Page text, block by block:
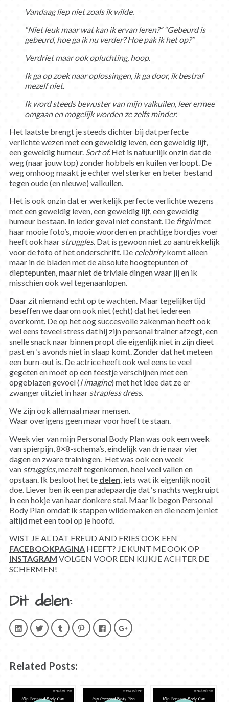
Vandaag liep niet zoals ik wilde.
“Niet leuk maar wat kan ik ervan leren?” “Gebeurd is
gebeurd, hoe ga ik nu verder? Hoe pak ik het op?”
Verdriet maar ook opluchting, hoop.
Ik ga op zoek naar oplossingen, ik ga door, ik bestraf
mezelf niet.
Ik word steeds bewuster van mijn valkuilen, leer ermee
omgaan en mogelijk worden ze zelfs minder.
Het laatste brengt je steeds dichter bij dat perfecte
verlichte wezen met een geweldig leven, een geweldig lijf,
een geweldig humeur. Sort of.Het is natuurlijk onzin dat de
weg (naar jouw top) zonder hobbels en kuilen verloopt. De
weg omhoog maakt je echter wel sterker en beter bestand
tegen oude (en nieuwe) valkuilen.
Het is ook onzin dat er werkelijk perfecte verlichte wezens
met een geweldig leven, een geweldig lijf, een geweldig
humeur bestaan. In ieder geval niet constant. De fitgirlmet
haar mooie foto’s, mooie woorden en prachtige bordjes voer
heeft ook haar struggles. Dat is gewoon niet zo aantrekkelijk
voor de foto of het onderschrift. De celebritykomt alleen
maar in de bladen met de absolute hoogtepunten of
dieptepunten, maar niet de triviale dingen waar jij en ik
misschien ook wel tegenaanlopen.
Daar zit niemand echt op te wachten. Maar tegelijkertijd
beseffen we daarom ook niet (echt) dat het iedereen
overkomt. De op het oog succesvolle zakenman heeft ook
wel eens teveel stress dat hij zijn personal trainer afzegt, een
snelle snack naar binnen propt die eigenlijk niet in zijn dieet
past en ‘s avonds niet in slaap komt. Zonder dat het meteen
een burn-out is. De actrice heeft ook wel eens te veel
gegeten en moet op een feestje verschijnen met een
opgeblazen gevoel (I imagine) met het idee dat ze er
zwanger uitziet in haar strapless dress.
We zijn ook allemaal maar mensen.
Waar overigens geen maar voor hoeft te staan.
Week vier van mijn Personal Body Plan was ook een week
van spierpijn, 8×8-schema’s, eindelijk van drie naar vier
dagen en zware trainingen. Het was ook een week
van struggles, mezelf tegenkomen, heel veel vallen en
opstaan. Ik besloot het te delen , iets wat ik eigenlijk nooit
doe. Liever ben ik een paradepaardje dat ‘s nachts wegkruipt
in een hokje van haar donkere stal. Maar ik begon Personal
Body Plan omdat ik stappen wilde maken en die neem je niet
altijd met een tooi op je hoofd.
WIST JE AL DAT FREUD AND FRIES OOK EEN
FACEBOOKPAGINAHEEFT? JE KUNT ME OOK OP
INSTAGRAM VOLGEN VOOR EEN KIJKJE ACHTER DE
SCHERMEN!
Dit delen:
Klik
om
op
(Wordt
in
venster
Klik
om
te
(Wordt
in
venster
geopend)
Klik
om
op
(Wordt
in
venster
geopend)
Klik
om
op
venster
Klik
om
te
venster
geopend)
Klik
om
op
venster
geopend)
Related Posts: